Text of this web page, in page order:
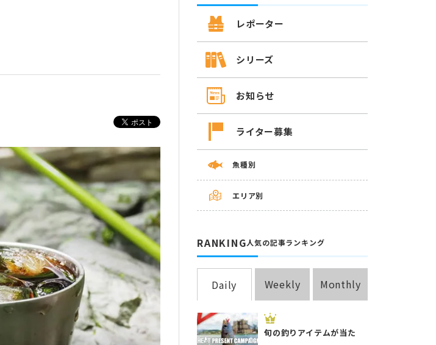
レポーター
シリーズ
お知らせ
ライター募集
魚種別
エリア別
RANKING人気の記事ランキング
Daily Weekly Monthly
旬の釣りアイテムが当た